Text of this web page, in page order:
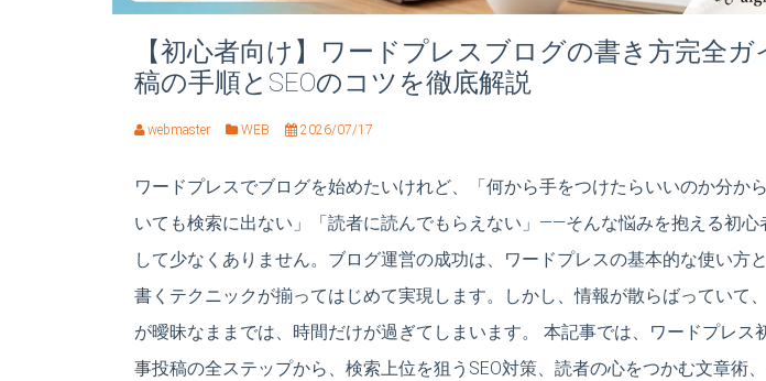
【初心者向け】ワードプレスブログの書き方完全ガ
稿の手順とSEOのコツを徹底解説
webmaster WEB 2026/07/17
ワードプレスでブログを始めたいけれど、「何から手をつけたらいいのか分か
いても検索に出ない」「読者に読んでもらえない」——そんな悩みを抱える初心
して少なくありません。ブログ運営の成功は、ワードプレスの基本的な使い方
書くテクニックが揃ってはじめて実現します。しかし、情報が散らばっていて
が曖昧なままでは、時間だけが過ぎてしまいます。 本記事では、ワードプレス
事投稿の全ステップから、検索上位を狙うSEO対策、読者の心をつかむ文章術